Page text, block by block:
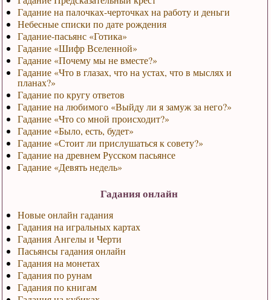
Гадание на палочках-черточках на работу и деньги
Небесные списки по дате рождения
Гадание-пасьянс «Готика»
Гадание «Шифр Вселенной»
Гадание «Почему мы не вместе?»
Гадание «Что в глазах, что на устах, что в мыслях и
планах?»
Гадание по кругу ответов
Гадание на любимого «Выйду ли я замуж за него?»
Гадание «Что со мной происходит?»
Гадание «Было, есть, будет»
Гадание «Стоит ли прислушаться к совету?»
Гадание на древнем Русском пасьянсе
Гадание «Девять недель»
Гадания онлайн
Новые онлайн гадания
Гадания на игральных картах
Гадания Ангелы и Черти
Пасьянсы гадания онлайн
Гадания на монетах
Гадания по рунам
Гадания по книгам